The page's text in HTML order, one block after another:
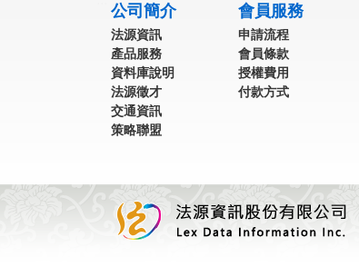
公司簡介
法源資訊
產品服務
資料庫說明
法源徵才
交通資訊
策略聯盟
會員服務
申請流程
會員條款
授權費用
付款方式